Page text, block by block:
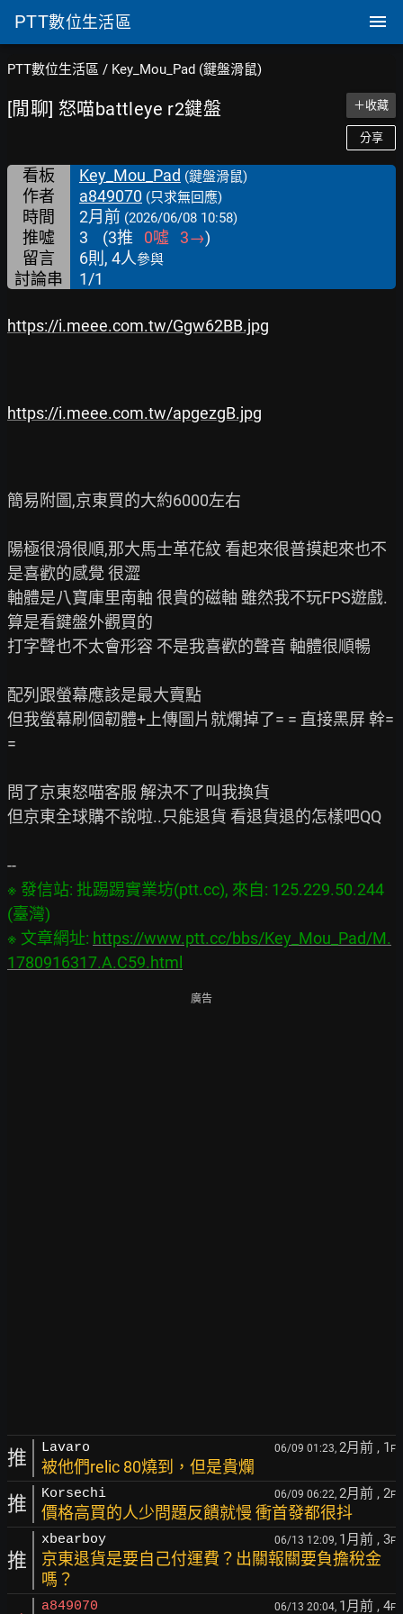
PTT數位生活區
PTT數位生活區 / Key_Mou_Pad (鍵盤滑鼠)
[閒聊] 怒喵battleye r2鍵盤 ＋收藏
分享
看板 Key_Mou_Pad (鍵盤滑鼠)
作者 a849070 (只求無回應)
時間 2月前 (2026/06/08 10:58)
推噓 3 (3推 0噓 3→)
留言
6則, 4人參與
討論串 1/1
https://i.meee.com.tw/Ggw62BB.jpg
https://i.meee.com.tw/apgezgB.jpg
簡易附圖,京東買的大約6000左右
陽極很滑很順,那大馬士革花紋 看起來很普摸起來也不
是喜歡的感覺 很澀
軸體是八寶庫里南軸 很貴的磁軸 雖然我不玩FPS遊戲.
算是看鍵盤外觀買的
打字聲也不太會形容 不是我喜歡的聲音 軸體很順暢
配列跟螢幕應該是最大賣點
但我螢幕刷個韌體+上傳圖片就爛掉了= = 直接黑屏 幹=
=
問了京東怒喵客服 解決不了叫我換貨
但京東全球購不說啦..只能退貨 看退貨退的怎樣吧QQ
※ 發信站: 批踢踢實業坊(ptt.cc), 來自: 125.229.50.244
(臺灣)
※ 文章網址: https://www.ptt.cc/bbs/Key_Mou_Pad/M.
1780916317.A.C59.html
廣告
推 Lavaro 06/09 01:23, 2月前 , 1 F
被他們relic 80燒到，但是貴爛
推 Korsechi 06/09 06:22, 2月前 , 2F
價格高買的人少問題反饋就慢 衝首發都很抖
推
xbearboy 06/13 12:09, 1月前 , 3F
京東退貨是要自己付運費？出關報關要負擔稅金
嗎？
a849070 06/13 20:04, 1月前 , 4F